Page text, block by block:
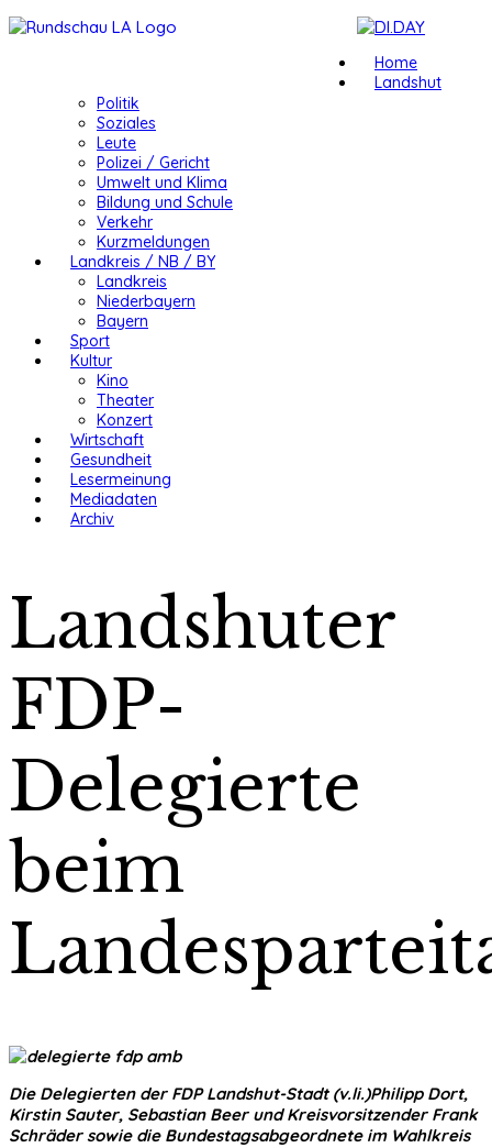
Home
Landshut
Politik
Soziales
Leute
Polizei / Gericht
Umwelt und Klima
Bildung und Schule
Verkehr
Kurzmeldungen
Landkreis / NB / BY
Landkreis
Niederbayern
Bayern
Sport
Kultur
Kino
Theater
Konzert
Wirtschaft
Gesundheit
Lesermeinung
Mediadaten
Archiv
Landshuter
FDP-
Delegierte
beim
Die Delegierten der FDP Landshut-Stadt (v.li.)Philipp Dort,
Kirstin Sauter, Sebastian Beer und Kreisvorsitzender Frank
Schräder sowie die Bundestagsabgeordnete im Wahlkreis